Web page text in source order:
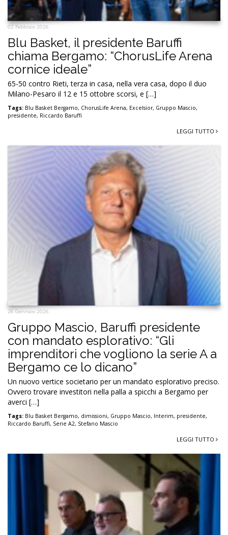
02 Febbraio 2026
Blu Basket, il presidente Baruffi
chiama Bergamo: “ChorusLife Arena
cornice ideale”
65-50 contro Rieti, terza in casa, nella vera casa, dopo il duo
Milano-Pesaro il 12 e 15 ottobre scorsi, e […]
Tags: Blu Basket Bergamo, ChorusLife Arena, Excelsior, Gruppo Mascio,
presidente, Riccardo Baruffi
LEGGI TUTTO
26 Gennaio 2026
Gruppo Mascio, Baruffi presidente
con mandato esplorativo: “Gli
imprenditori che vogliono la serie A a
Bergamo ce lo dicano”
Un nuovo vertice societario per un mandato esplorativo preciso.
Ovvero trovare investitori nella palla a spicchi a Bergamo per
averci […]
Tags: Blu Basket Bergamo, dimissioni, Gruppo Mascio, Interim, presidente,
Riccardo Baruffi, Serie A2, Stefano Mascio
LEGGI TUTTO